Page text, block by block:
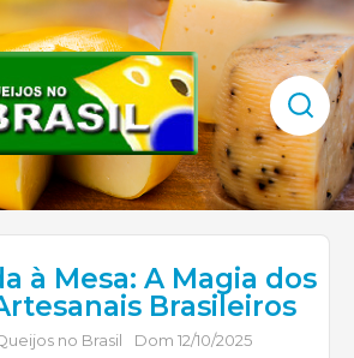
à Mesa: A Magia dos
Brasileiros
no Brasil Dom 12/10/2025